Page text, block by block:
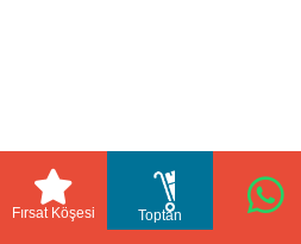
Fırsat Köşesi Toptan